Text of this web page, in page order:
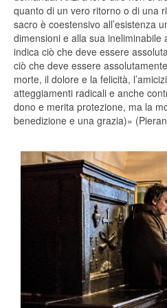
quanto di un vero ritorno o di una
sacro è coestensivo all’esistenza
dimensioni e alla sua ineliminabile
indica ciò che deve essere
ciò che deve essere
morte, il dolore e la felicità,
atteggiamenti radicali e anche
dono e merita protezione, ma la
benedizione e una grazia)»